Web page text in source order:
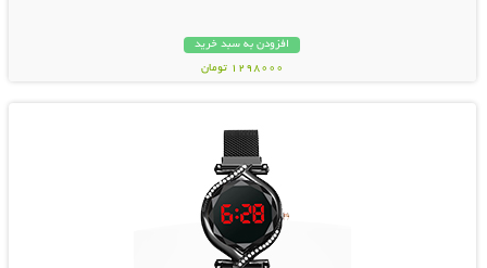
افزودن به سبد خرید
1298000 تومان
نمایش توضیحات بیشتر